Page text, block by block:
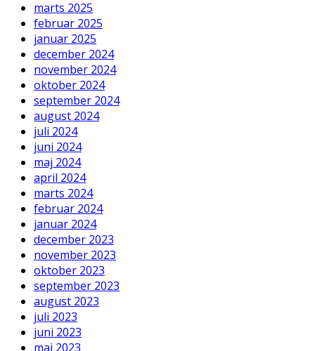
marts 2025
februar 2025
januar 2025
december 2024
november 2024
oktober 2024
september 2024
august 2024
juli 2024
juni 2024
maj 2024
april 2024
marts 2024
februar 2024
januar 2024
december 2023
november 2023
oktober 2023
september 2023
august 2023
juli 2023
juni 2023
maj 2023